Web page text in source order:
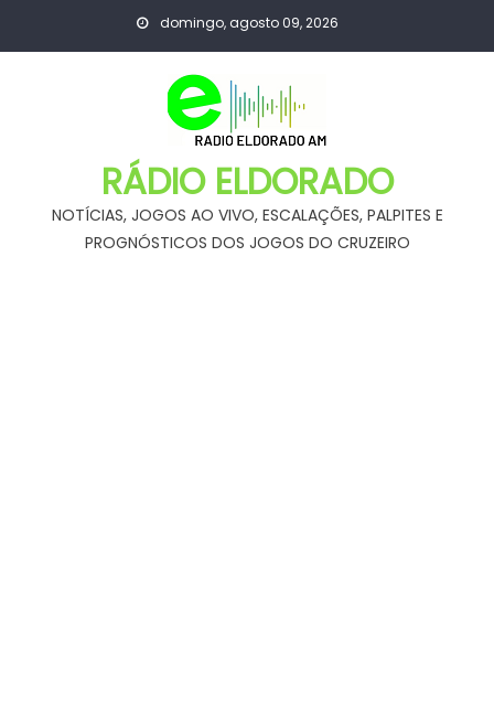
domingo, agosto 09, 2026
RÁDIO ELDORADO
NOTÍCIAS, JOGOS AO VIVO, ESCALAÇÕES, PALPITES E
PROGNÓSTICOS DOS JOGOS DO CRUZEIRO